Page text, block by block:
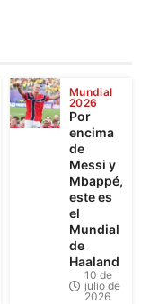
Mundial
2026
Por
encima
de
Messi y
Mbappé,
este es
el
Mundial
de
Haaland
10 de
julio de
2026